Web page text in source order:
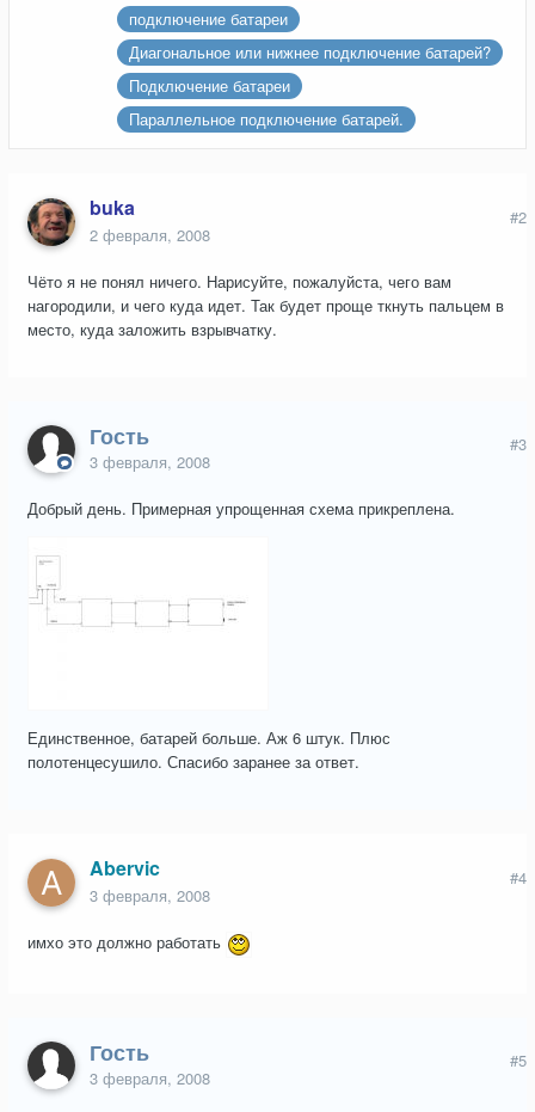
подключение батареи
Диагональное или нижнее подключение батарей?
Подключение батареи
Параллельное подключение батарей.
buka
2 февраля, 2008
#2
Чёто я не понял ничего. Нарисуйте, пожалуйста, чего вам
нагородили, и чего куда идет. Так будет проще ткнуть пальцем в
место, куда заложить взрывчатку.
Гость
3 февраля, 2008
#3
Добрый день. Примерная упрощенная схема прикреплена.
Единственное, батарей больше. Аж 6 штук. Плюс
полотенцесушило. Спасибо заранее за ответ.
Abervic
3 февраля, 2008
#4
имхо это должно работать
Гость
3 февраля, 2008
#5